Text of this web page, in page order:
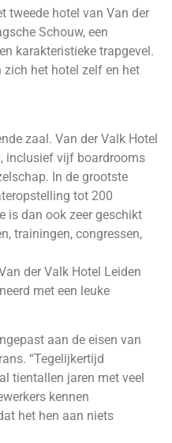
tweede hotel van Van der
Schouw, een
karakteristieke trapgevel.
zich het hotel zelf en het
zaal. Van der Valk Hotel
inclusief vijf boardrooms
In de grootste
tot 200
is dan ook zeer geschikt
trainingen, congressen,
der Valk Hotel Leiden
met een leuke
aan de eisen van
“Tegelijkertijd
tientallen jaren met veel
kennen
het hen aan niets